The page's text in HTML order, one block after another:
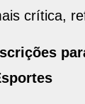
crítica,